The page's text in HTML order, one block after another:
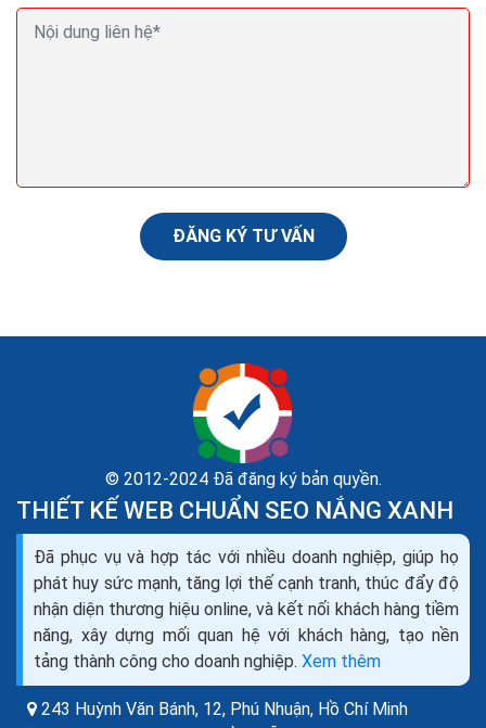
onpage
Với những web nhỏ có ít Category Page, thông thường
liên kết hay được đặt tại Navigation Menu để nhận
được sức mạnh từ Home Page vốn là 1 page mạnh
nhất...
ĐĂNG KÝ TƯ VẤN
© 2012-2024 Đã đăng ký bản quyền.
THIẾT KẾ WEB CHUẨN SEO NẮNG XANH
Đã phục vụ và hợp tác với nhiều doanh nghiệp, giúp họ
phát huy sức mạnh, tăng lợi thế cạnh tranh, thúc đẩy độ
nhận diện thương hiệu online, và kết nối khách hàng tiềm
năng, xây dựng mối quan hệ với khách hàng, tạo nền
tảng thành công cho doanh nghiệp. Xem thêm
243 Huỳnh Văn Bánh, 12, Phú Nhuận, Hồ Chí Minh